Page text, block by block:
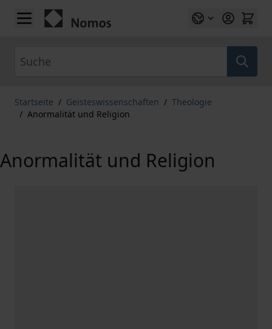
Zum Inhalt springen
Startseite / Geisteswissenschaften / Theologie
/ Anormalität und Religion
Anormalität und Religion